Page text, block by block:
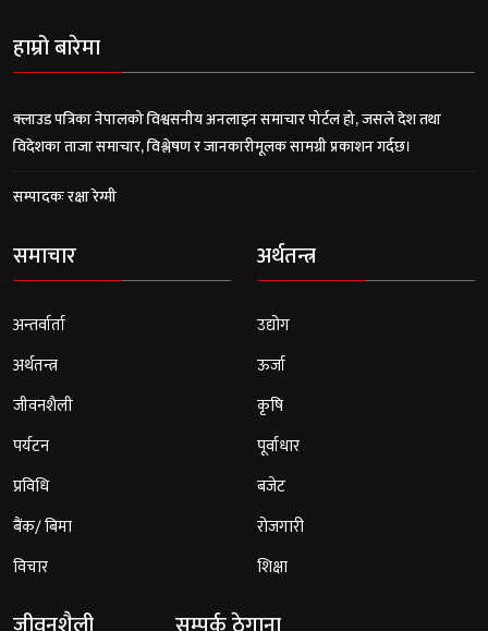
हाम्रो बारेमा
क्लाउड पत्रिका नेपालको विश्वसनीय अनलाइन समाचार पोर्टल हो, जसले देश तथा
विदेशका ताजा समाचार, विश्लेषण र जानकारीमूलक सामग्री प्रकाशन गर्दछ।
सम्पादकः रक्षा रेग्मी
समाचार
अन्तर्वार्ता
अर्थतन्त्र
जीवनशैली
पर्यटन
प्रविधि
बैंक/ बिमा
विचार
अर्थतन्त्र
उद्योग
ऊर्जा
कृषि
पूर्वाधार
बजेट
रोजगारी
शिक्षा